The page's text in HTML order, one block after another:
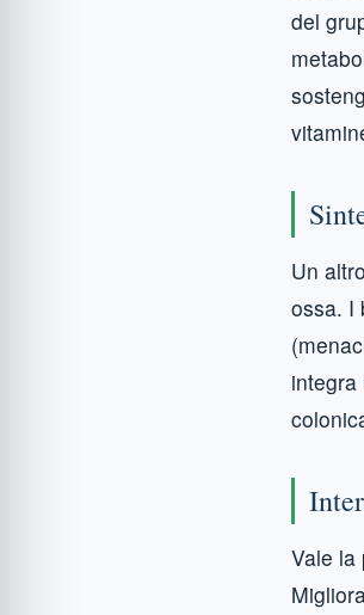
del
Un
ossa. I
Vale la